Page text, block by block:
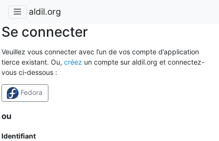
aldil.org
Se connecter
Veuillez vous connecter avec l’un de vos compte d’application
tierce existant. Ou, créez un compte sur aldil.org et connectez-
vous ci-dessous :
Fedora
ou
Identifiant